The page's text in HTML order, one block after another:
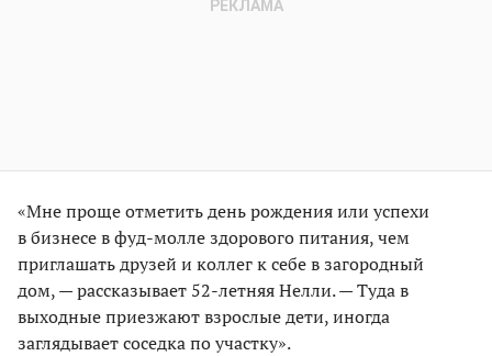
«Мне проще отметить день рождения или успехи
в бизнесе в фуд-молле здорового питания, чем
приглашать друзей и коллег к себе в загородный
дом, — рассказывает 52-летняя Нелли. — Туда в
выходные приезжают взрослые дети, иногда
заглядывает соседка по участку».